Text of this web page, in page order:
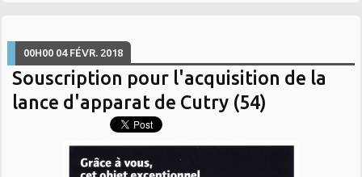
00H00 04 FÉVR. 2018
Souscription pour l'acquisition de la
lance d'apparat de Cutry (54)